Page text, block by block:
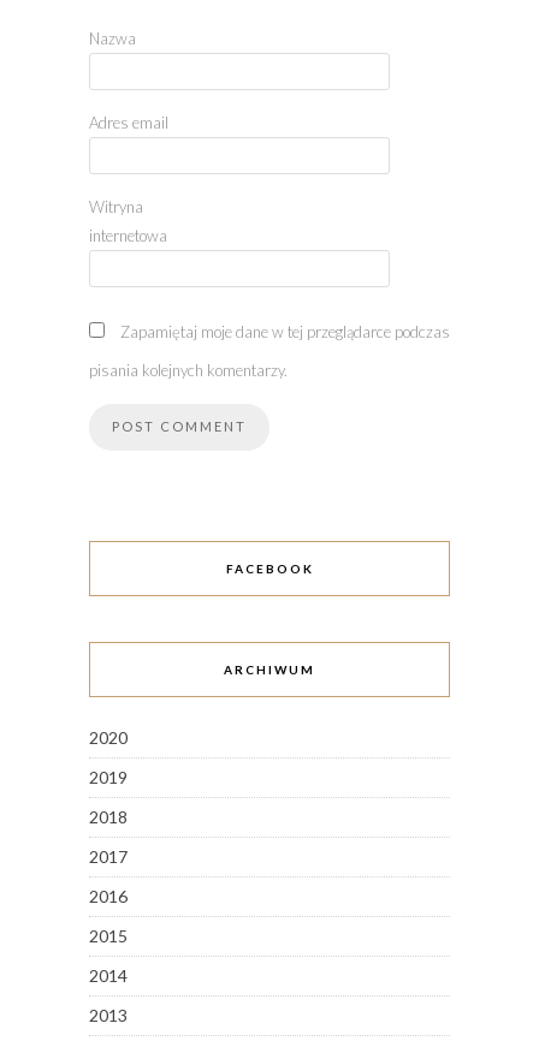
Nazwa
Adres email
Witryna
internetowa
Zapamiętaj moje dane w tej przeglądarce podczas
pisania kolejnych komentarzy.
FACEBOOK
ARCHIWUM
2020
2019
2018
2017
2016
2015
2014
2013